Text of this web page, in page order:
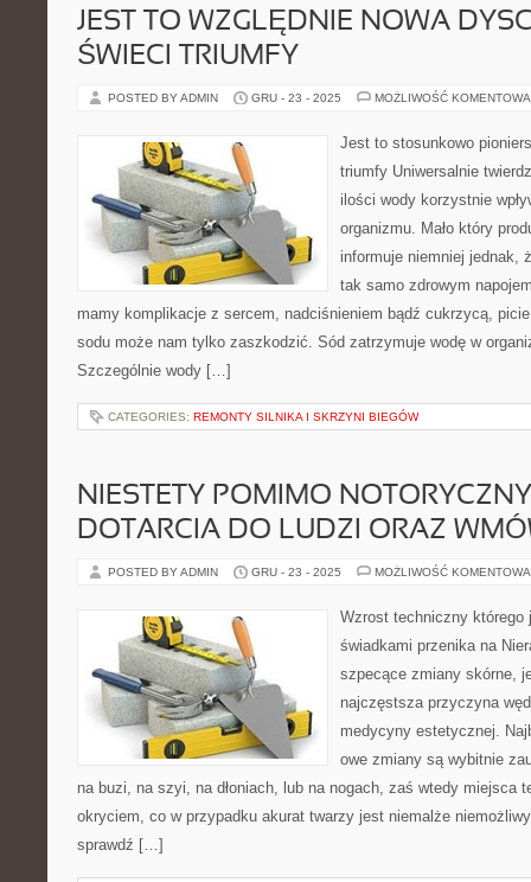
JEST TO WZGLĘDNIE NOWA
ŚWIECI TRIUMFY
POSTED BY ADMIN GRU - 23 - 2025 MOŻLIWOŚĆ
Jest to stosunkowo
triumfy Uniwersalnie
ilości wody korzystnie
organizmu. Mało który
informuje niemniej jednak,
tak samo zdrowym
mamy komplikacje z sercem, nadciśnieniem bądź cukrzycą,
sodu może nam tylko zaszkodzić. Sód zatrzymuje wodę w
Szczególnie wody […]
CATEGORIES: REMONTY SILNIKA I SKRZYNI BIEGÓW
NIESTETY POMIMO
DOTARCIA DO LUDZI ORAZ
POSTED BY ADMIN GRU - 23 - 2025 MOŻLIWOŚĆ
Wzrost techniczny którego
świadkami przenika na
szpecące zmiany skórne,
najczęstsza przyczyna
medycyny estetycznej.
owe zmiany są wybitnie
na buzi, na szyi, na dłoniach, lub na nogach, zaś wtedy miejsca
okryciem, co w przypadku akurat twarzy jest niemalże
sprawdź […]